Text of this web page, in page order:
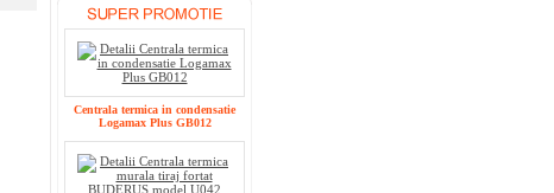
Centrala termica in condensatie
Logamax Plus GB012